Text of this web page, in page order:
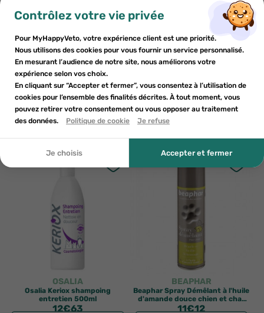
Conditions d'utilisation
Composition
OSALIA
Osalia Keriox shampoing
entretien 500ml
12€63
BEAPHAR
Beaphar Spray Démêlant à l'huile
d'amande douce chien et chat
250ml
11€12
Ajouter à la liste de souhaits ×
add_circle_outline Créer une nouvelle liste
Créer une liste de souhaits ×
Nom de la liste de souhaits
Créer une liste de souhaits
S'inscrire ×
Vous devez être connecté pour enregistrer des produits dans
votre liste de souhaits.
Contrôlez votre vie privée
Pour MyHappyVeto, votre expérience client est une priorité.
Nous utilisons des cookies pour vous fournir un service personnalisé.
En mesurant l’audience de notre site, nous améliorons votre
expérience selon vos choix.
En cliquant sur “Accepter et fermer”, vous consentez à l’utilisation de
cookies pour l’ensemble des finalités décrites. À tout moment, vous
pouvez retirer votre consentement ou vous opposer au traitement
des données.
Politique de cookie Je refuse
Je choisis Accepter et fermer